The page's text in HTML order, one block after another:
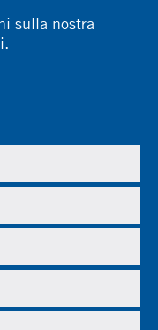
sulla nostra
.